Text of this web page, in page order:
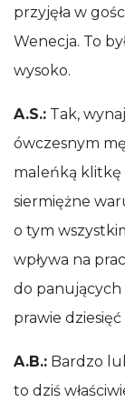
przyjęła w
Wenecja. To
wysoko.
A.S.: Tak,
ówczesnym
maleńką klitkę
siermiężne
o tym
wpływa na
do panujących
prawie dziesięć
A.B.: Bardzo
to dziś